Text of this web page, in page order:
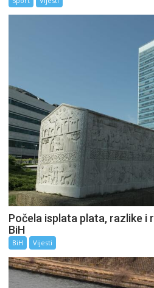
Počela isplata plata, razlike i
BiH
BiH Vijesti